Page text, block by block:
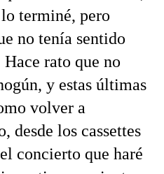
terminé, pero
no tenía sentido
rato que no
y estas últimas
volver a
desde los cassettes
concierto que haré